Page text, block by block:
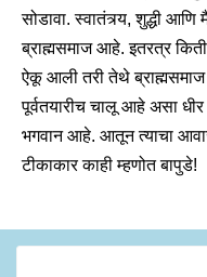
सोडावा. स्वातंत्र्य, शुद्धी
ब्राह्मसमाज आहे. इतरत्र
ऐकू आली तरी तेथे
पूर्वतयारीच चालू आहे असा धीर
भगवान आहे. आतून त्याचा
टीकाकार काही म्हणोत बापुडे!